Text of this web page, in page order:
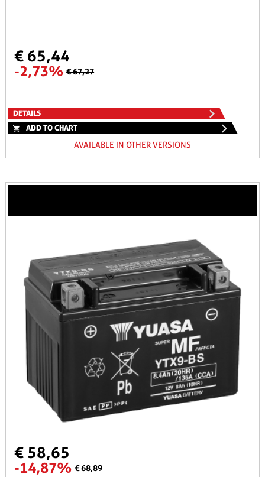
€ 65,44
-2,73% € 67,27
DETAILS
ADD TO CHART
AVAILABLE IN OTHER VERSIONS
€ 58,65
-14,87% € 68,89